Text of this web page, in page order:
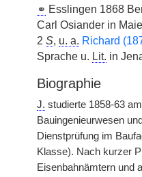
⚭ Esslingen 1868
Carl Osiander in
2 S, u. a. Richard
Sprache u. Lit. in
Biographie
J. studierte 1858-63
Bauingenieurwesen
Dienstprüfung im
Klasse). Nach kurzer
Eisenbahnämtern und